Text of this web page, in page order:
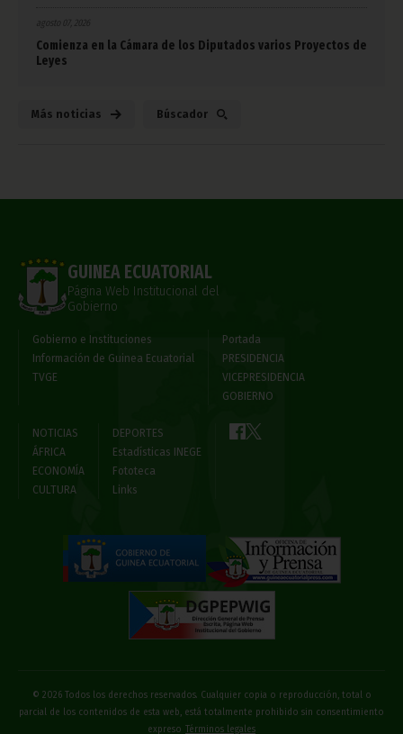
agosto 07, 2026
Comienza en la Cámara de los Diputados varios Proyectos de
Leyes
Más noticias Búscador
GUINEA ECUATORIAL
Página Web Institucional del
Gobierno
Gobierno e Instituciones
Información de Guinea Ecuatorial
TVGE
Portada
PRESIDENCIA
VICEPRESIDENCIA
GOBIERNO
NOTICIAS
ÁFRICA
ECONOMÍA
CULTURA
DEPORTES
Estadísticas INEGE
Fototeca
Links
© 2026 Todos los derechos reservados. Cualquier copia o reproducción, total o
parcial de los contenidos de esta web, está totalmente prohibido sin consentimiento
expreso
Términos legales